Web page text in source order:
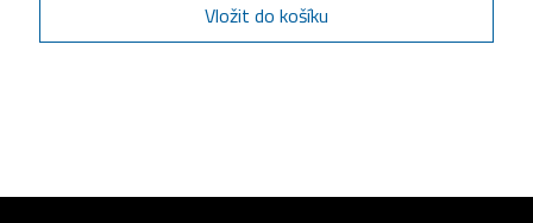
Vložit do košíku